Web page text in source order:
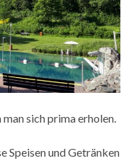
sich prima erholen.
Speisen und Getränken